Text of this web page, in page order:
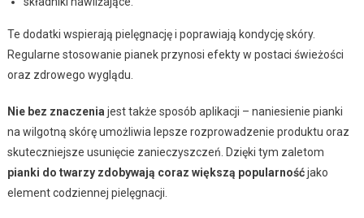
Te dodatki wspierają pielęgnację i poprawiają kondycję skóry.
Regularne stosowanie pianek przynosi efekty w postaci świeżości
oraz zdrowego wyglądu.
Nie bez znaczenia jest także sposób aplikacji – naniesienie pianki
na wilgotną skórę umożliwia lepsze rozprowadzenie produktu oraz
skuteczniejsze usunięcie zanieczyszczeń. Dzięki tym zaletom
pianki do twarzy zdobywają coraz większą popularnośćjako
element codziennej pielęgnacji.